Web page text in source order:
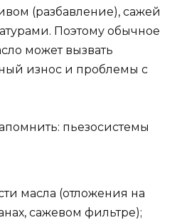
(разбавление), сажей
Поэтому обычное
может вызвать
износ и проблемы с
пьезосистемы
масла (отложения на
сажевом фильтре);